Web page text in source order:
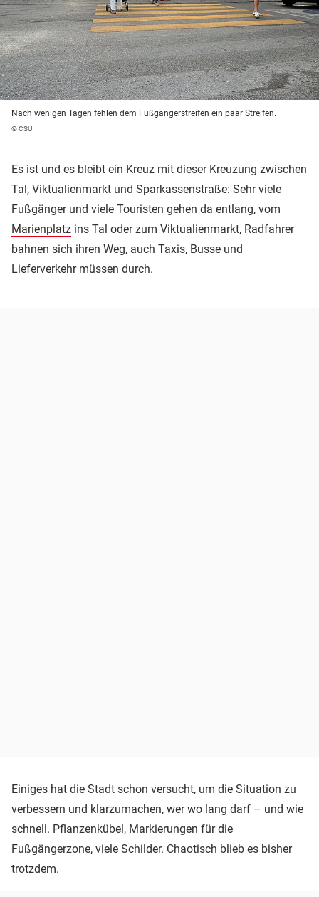
Nach wenigen Tagen fehlen dem Fußgängerstreifen ein paar Streifen.
© CSU
Es ist und es bleibt ein Kreuz mit dieser Kreuzung zwischen
Tal, Viktualienmarkt und Sparkassenstraße: Sehr viele
Fußgänger und viele Touristen gehen da entlang, vom
Marienplatz ins Tal oder zum Viktualienmarkt, Radfahrer
bahnen sich ihren Weg, auch Taxis, Busse und
Lieferverkehr müssen durch.
Einiges hat die Stadt schon versucht, um die Situation zu
verbessern und klarzumachen, wer wo lang darf – und wie
schnell. Pflanzenkübel, Markierungen für die
Fußgängerzone, viele Schilder. Chaotisch blieb es bisher
trotzdem.